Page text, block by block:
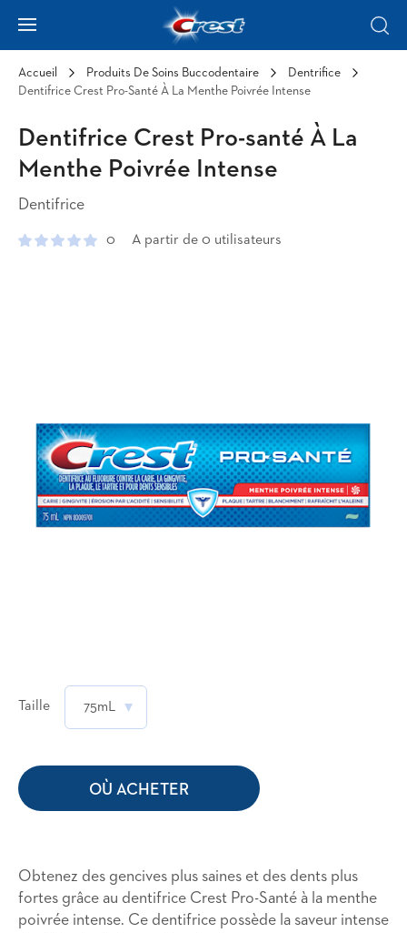
Hamburger
Accueil Produits De Soins Buccodentaire
Dentrifice
Dentifrice Crest Pro-Santé À La Menthe Poivrée Intense
Dentifrice Crest Pro-santé À La
Menthe Poivrée Intense
Dentifrice
0 A partir de 0 utilisateurs
Taille 75mL
OÙ ACHETER
Obtenez des gencives plus saines et des dents plus
fortes grâce au dentifrice Crest Pro-Santé à la menthe
poivrée intense. Ce dentifrice possède la saveur intense